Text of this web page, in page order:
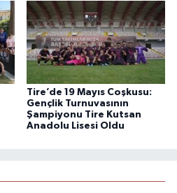
Tire’de 19 Mayıs Coşkusu:
Gençlik Turnuvasının
Şampiyonu Tire Kutsan
Anadolu Lisesi Oldu